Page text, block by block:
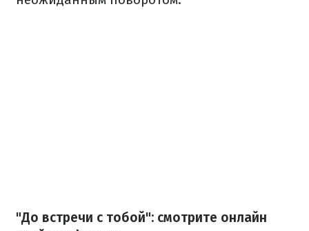
"До встречи с тобой": смотрите онлайн